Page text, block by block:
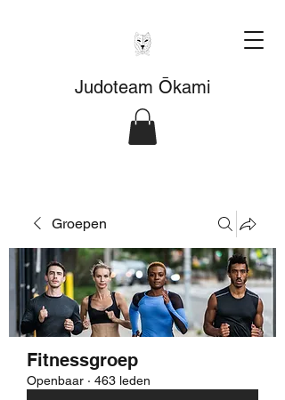
Judoteam Ōkami
Groepen
Fitnessgroep
Openbaar · 463 leden